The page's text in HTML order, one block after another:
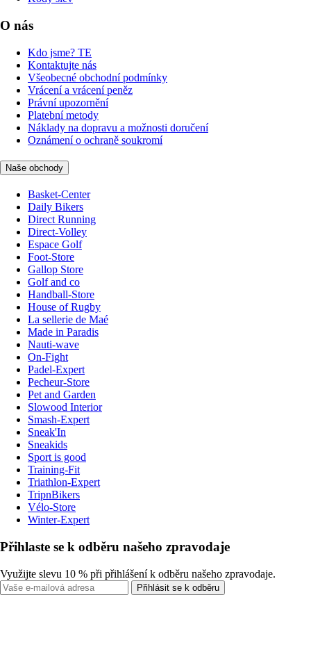
O nás
Kdo jsme? TE
Kontaktujte nás
Všeobecné obchodní podmínky
Vrácení a vrácení peněz
Právní upozornění
Platební metody
Náklady na dopravu a možnosti doručení
Oznámení o ochraně soukromí
Naše obchody
Basket-Center
Daily Bikers
Direct Running
Direct-Volley
Espace Golf
Foot-Store
Gallop Store
Golf and co
Handball-Store
House of Rugby
La sellerie de Maé
Made in Paradis
Nauti-wave
On-Fight
Padel-Expert
Pecheur-Store
Pet and Garden
Slowood Interior
Smash-Expert
Sneak'In
Sneakids
Sport is good
Training-Fit
Triathlon-Expert
TripnBikers
Vélo-Store
Winter-Expert
Přihlaste se k odběru našeho zpravodaje
Využijte slevu 10 % při přihlášení k odběru našeho zpravodaje.
Přihlásit se k odběru